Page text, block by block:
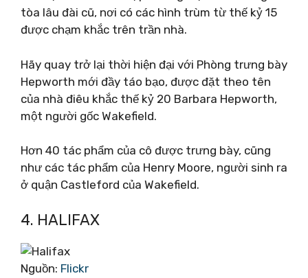
tòa lâu đài cũ, nơi có các hình trùm từ thế kỷ 15
được chạm khắc trên trần nhà.
Hãy quay trở lại thời hiện đại với Phòng trưng bày
Hepworth mới đầy táo bạo, được đặt theo tên
của nhà điêu khắc thế kỷ 20 Barbara Hepworth,
một người gốc Wakefield.
Hơn 40 tác phẩm của cô được trưng bày, cũng
như các tác phẩm của Henry Moore, người sinh ra
ở quận Castleford của Wakefield.
4. HALIFAX
Nguồn: Flickr